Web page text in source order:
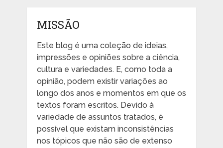
MISSÃO
Este blog é uma coleção de ideias,
impressões e opiniões sobre a ciência,
cultura e variedades. E, como toda a
opinião, podem existir variações ao
longo dos anos e momentos em que os
textos foram escritos. Devido à
variedade de assuntos tratados, é
possível que existam inconsistências
nos tópicos que não são de extenso